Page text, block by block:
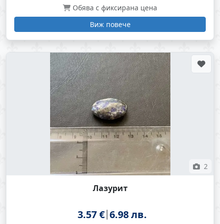
Обява с фиксирана цена
Виж повече
2
Лазурит
3.57 € 6.98 лв.